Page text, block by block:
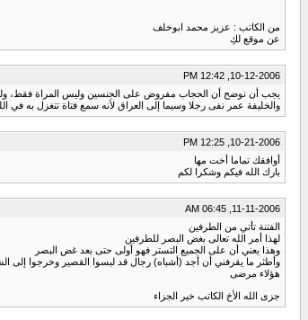
من الكاتب : عزيز محمد ابوخلف
عن موقع لكِ
10-12-2006, 12:42 PM
يجب أن نوضح أن الحجاب مفروض على الجنسين وليس المراة فقط، ولكن
والخليفة عمر نفى رجلا وسيما إلى العراق لأنه سمع فتاة تتغزل به في
10-21-2006, 12:25 PM
أوافقك تماما أخت مها
بارك الله فيكم وشكرا لكم
11-11-2006, 06:45 AM
الفتنة تأتي من الطرفين
لهذا أمر الله تعالى بغض البصر للطرفين
وهذا يعني أن على الجميع التستر فهو أولى حتى بعد غض البصر
وأطثر ما يقرفني أن أجد (أشباه) رجال قد لبسوا القصير وخرجوا إلى
هؤلاء مرضى
جزى الله الأخ الكاتب خير الجزاء